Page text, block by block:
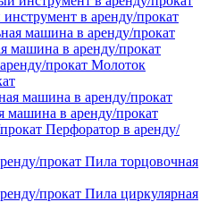
в аренду/прокат
машина в аренду/прокат
Молоток
машина в аренду/прокат
Перфоратор в аренду/
Пила торцовочная
Пила циркулярная